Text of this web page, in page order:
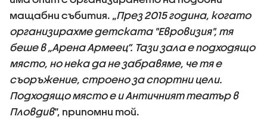
мащабни събития. „През 2015 година, когато
организирахме детската "Евровизия", тя
беше в „Арена Армеец“. Тази зала е подходящо
място, но нека да не забравяме, че тя е
съоръжение, строено за спортни цели.
Подходящо място е и Античният театър в
Пловдив“, припомни той.